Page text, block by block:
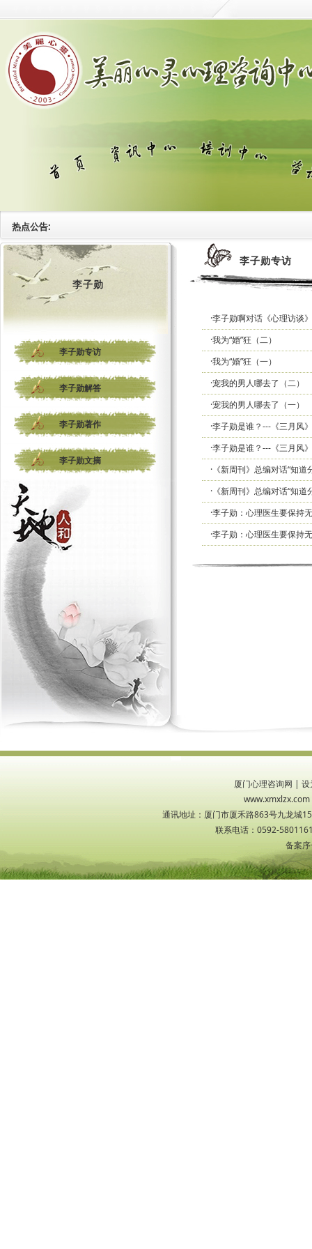
热点公告:
李子勋
李子勋专访
李子勋解答
李子勋著作
李子勋文摘
李子勋专访
·李子勋啊对话《心理访谈
·我为“婚”狂（二）
·我为“婚”狂（一）
·宠我的男人哪去了（二）
·宠我的男人哪去了（一）
·李子勋是谁？---《三月风
·李子勋是谁？---《三月风
·《新周刊》总编对话“知道
·《新周刊》总编对话“知道
·李子勋：心理医生要保持
·李子勋：心理医生要保持
厦门心理咨询网 | 设
通讯地址：厦门市厦禾路863号九龙城
联系电话：0592-
备案